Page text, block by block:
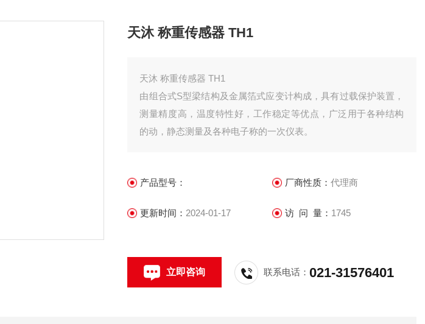
天沐 称重传感器 TH1
天沐 称重传感器 TH1
由组合式S型梁结构及金属箔式应变计构成，具有过载保护装置，
测量精度高，温度特性好，工作稳定等优点，广泛用于各种结构
的动，静态测量及各种电子称的一次仪表。
产品型号： 厂商性质： 代理商
更新时间： 2024-01-17 访 问 量： 1745
立即咨询 联系电话：021-31576401